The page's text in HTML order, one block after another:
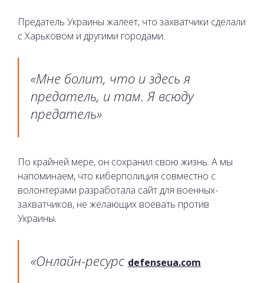
Предатель Украины жалеет, что захватчики сделали
с Харьковом и другими городами:
«Мне болит, что и здесь я
предатель, и там. Я всюду
предатель»
По крайней мере, он сохранил свою жизнь. А мы
напоминаем, что киберполиция совместно с
волонтерами разработала сайт для военных-
захватчиков, не желающих воевать против
Украины.
«Онлайн-ресурс defenseua.com